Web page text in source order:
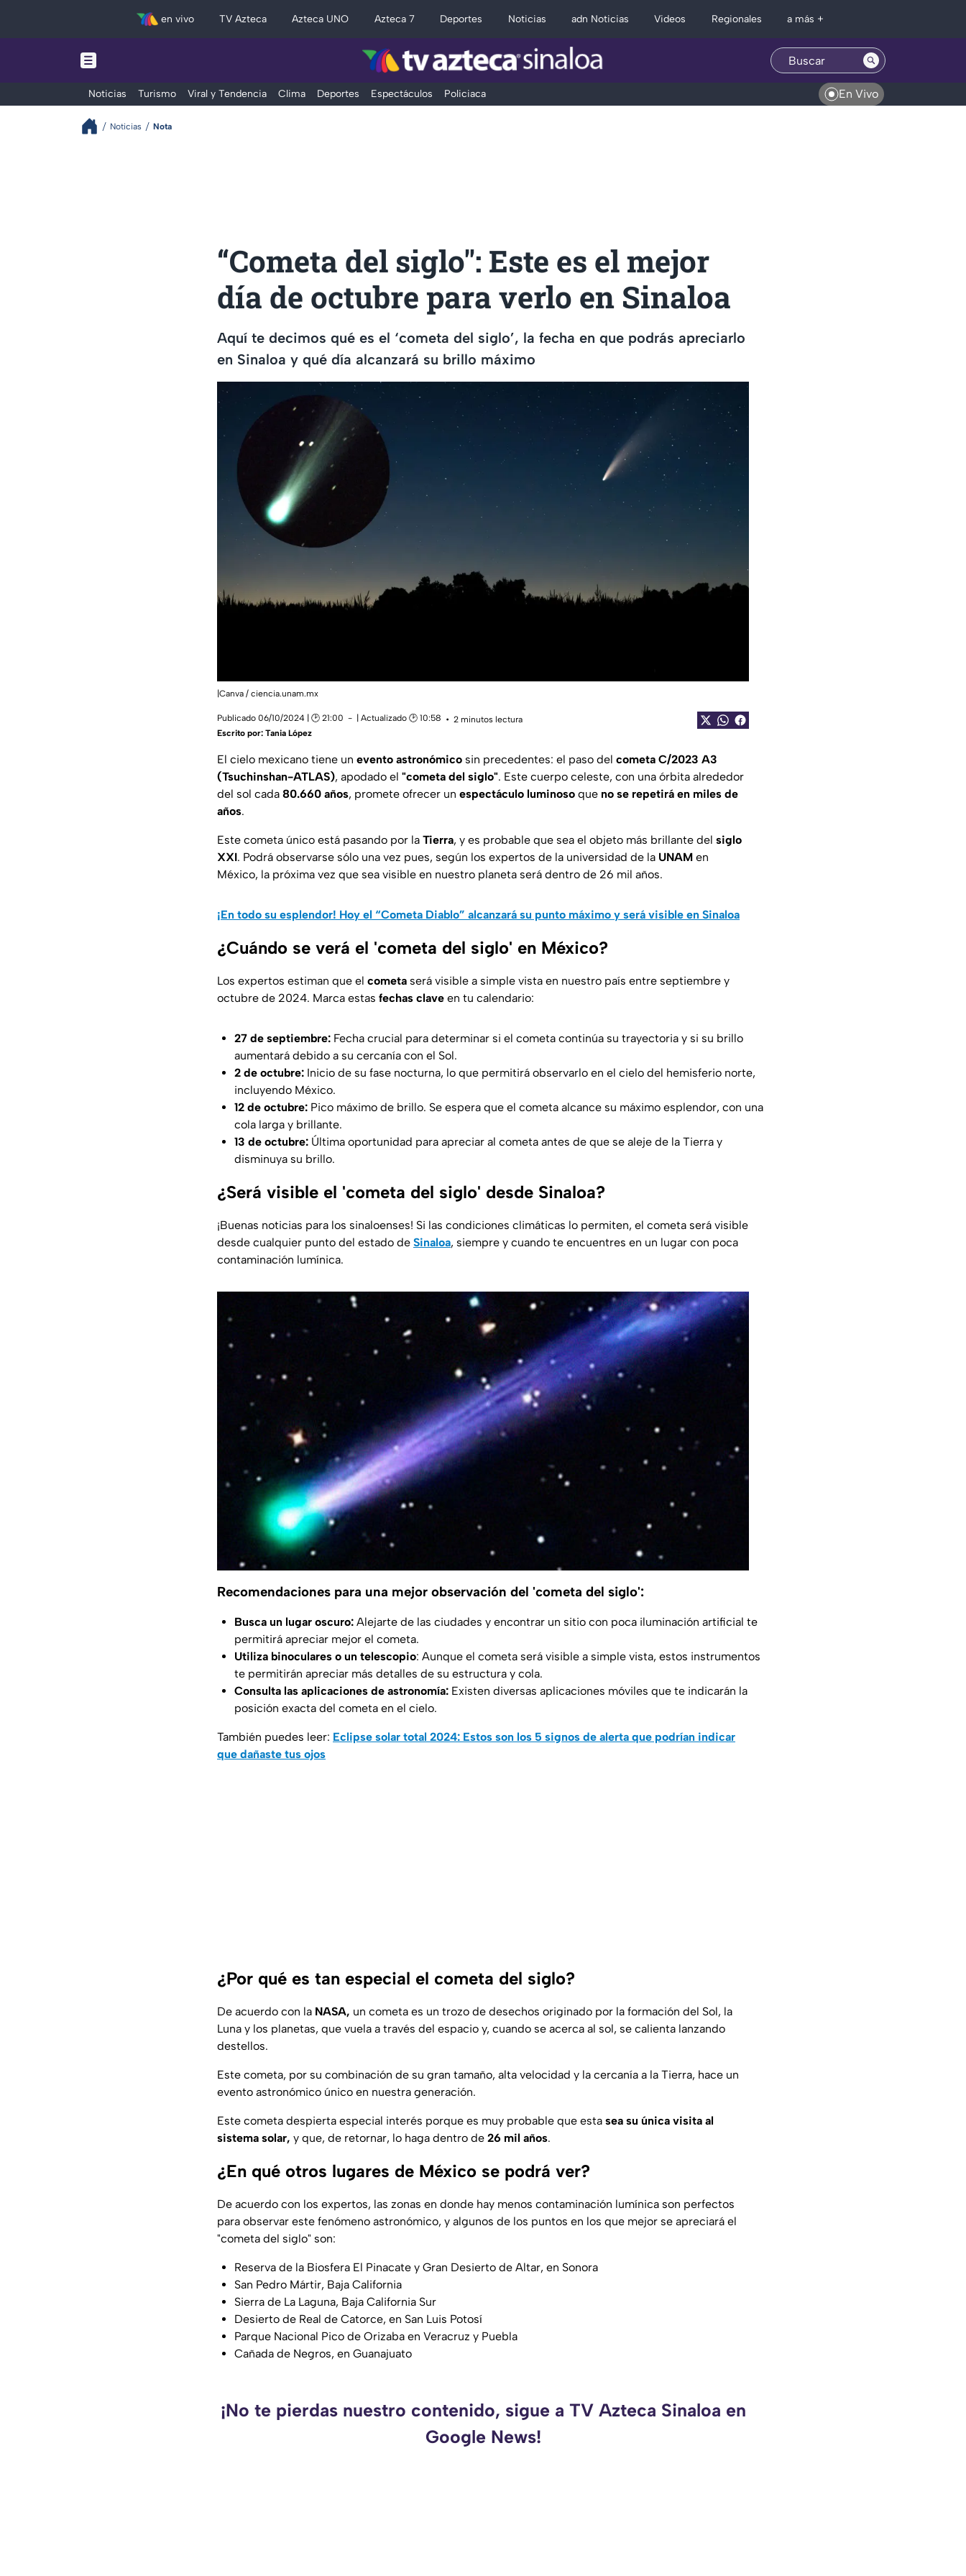
en vivo TV Azteca Azteca UNO Azteca 7 Deportes Noticias adn Noticias Videos Regionales a más +
Noticias Turismo Viral y Tendencia Clima Deportes Espectáculos Policiaca En Vivo
Noticias Nota
“Cometa del siglo": Este es el mejor
día de octubre para verlo en Sinaloa
Aquí te decimos qué es el ‘cometa del siglo’, la fecha en que podrás apreciarlo
en Sinaloa y qué día alcanzará su brillo máximo
|Canva / ciencia.unam.mx
Publicado 06/10/2024 | 🕑 21:00 | Actualizado 🕑 10:58
2 minutos lectura
Escrito por: Tania López
El cielo mexicano tiene un evento astronómico sin precedentes: el paso del cometa C/2023 A3
(Tsuchinshan-ATLAS), apodado el "cometa del siglo". Este cuerpo celeste, con una órbita alrededor
del sol cada 80.660 años, promete ofrecer un espectáculo luminoso que no se repetirá en miles de
años.
Este cometa único está pasando por la Tierra, y es probable que sea el objeto más brillante del siglo
XXI. Podrá observarse sólo una vez pues, según los expertos de la universidad de la UNAM en
México, la próxima vez que sea visible en nuestro planeta será dentro de 26 mil años.
¡En todo su esplendor! Hoy el “Cometa Diablo” alcanzará su punto máximo y será visible en Sinaloa
¿Cuándo se verá el 'cometa del siglo' en México?
Los expertos estiman que el cometa será visible a simple vista en nuestro país entre septiembre y
octubre de 2024. Marca estas fechas clave en tu calendario:
27 de septiembre: Fecha crucial para determinar si el cometa continúa su trayectoria y si su brillo
aumentará debido a su cercanía con el Sol.
2 de octubre: Inicio de su fase nocturna, lo que permitirá observarlo en el cielo del hemisferio norte,
incluyendo México.
12 de octubre: Pico máximo de brillo. Se espera que el cometa alcance su máximo esplendor, con una
cola larga y brillante.
13 de octubre: Última oportunidad para apreciar al cometa antes de que se aleje de la Tierra y
disminuya su brillo.
¿Será visible el 'cometa del siglo' desde Sinaloa?
¡Buenas noticias para los sinaloenses! Si las condiciones climáticas lo permiten, el cometa será visible
desde cualquier punto del estado de Sinaloa, siempre y cuando te encuentres en un lugar con poca
contaminación lumínica.
Recomendaciones para una mejor observación del 'cometa del siglo':
Busca un lugar oscuro: Alejarte de las ciudades y encontrar un sitio con poca iluminación artificial te
permitirá apreciar mejor el cometa.
Utiliza binoculares o un telescopio: Aunque el cometa será visible a simple vista, estos instrumentos
te permitirán apreciar más detalles de su estructura y cola.
Consulta las aplicaciones de astronomía: Existen diversas aplicaciones móviles que te indicarán la
posición exacta del cometa en el cielo.
También puedes leer: Eclipse solar total 2024: Estos son los 5 signos de alerta que podrían indicar
que dañaste tus ojos
¿Por qué es tan especial el cometa del siglo?
De acuerdo con la NASA, un cometa es un trozo de desechos originado por la formación del Sol, la
Luna y los planetas, que vuela a través del espacio y, cuando se acerca al sol, se calienta lanzando
destellos.
Este cometa, por su combinación de su gran tamaño, alta velocidad y la cercanía a la Tierra, hace un
evento astronómico único en nuestra generación.
Este cometa despierta especial interés porque es muy probable que esta sea su única visita al
sistema solar, y que, de retornar, lo haga dentro de 26 mil años.
¿En qué otros lugares de México se podrá ver?
De acuerdo con los expertos, las zonas en donde hay menos contaminación lumínica son perfectos
para observar este fenómeno astronómico, y algunos de los puntos en los que mejor se apreciará el
"cometa del siglo" son:
Reserva de la Biosfera El Pinacate y Gran Desierto de Altar, en Sonora
San Pedro Mártir, Baja California
Sierra de La Laguna, Baja California Sur
Desierto de Real de Catorce, en San Luis Potosí
Parque Nacional Pico de Orizaba en Veracruz y Puebla
Cañada de Negros, en Guanajuato
¡No te pierdas nuestro contenido, sigue a TV Azteca Sinaloa en
Google News!